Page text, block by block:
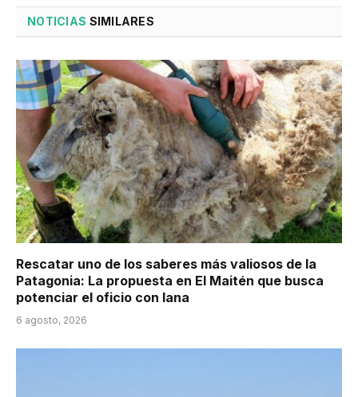
NOTICIAS SIMILARES
Rescatar uno de los saberes más valiosos de la
Patagonia: La propuesta en El Maitén que busca
potenciar el oficio con lana
6 agosto, 2026